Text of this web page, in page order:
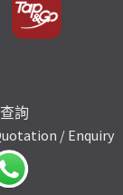
詢
/ Enquiry